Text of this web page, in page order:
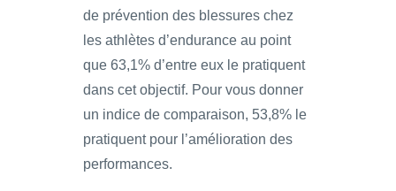
de prévention des blessures chez
les athlètes d’endurance au point
que 63,1% d’entre eux le pratiquent
dans cet objectif. Pour vous donner
un indice de comparaison, 53,8% le
pratiquent pour l’amélioration des
performances.